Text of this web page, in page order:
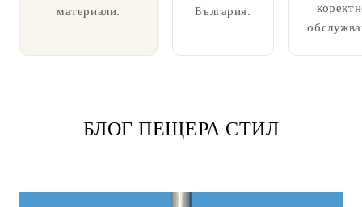
материали.
България.
БЛОГ ПЕЩЕРА СТИЛ